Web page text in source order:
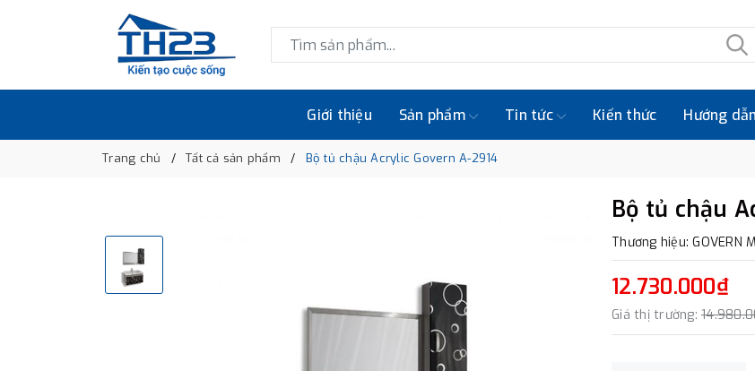
Giới thiệu Sản phẩm Tin tức Kiến thức Hướng
Trang chủ Tất cả sản phẩm Bộ tủ chậu Acrylic Govern A-2914
Bộ tủ chậu
Thương hiệu: GOVERN
12.730.000₫
Giá thị trường: